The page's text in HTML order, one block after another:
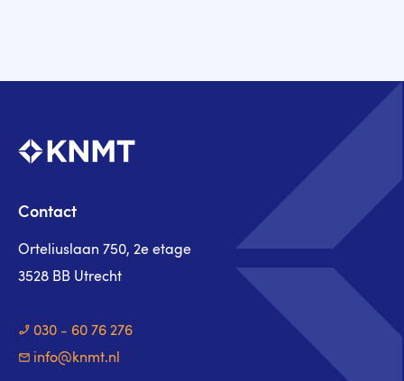
Contact
Orteliuslaan 750, 2e etage
3528 BB Utrecht
030 - 60 76 276
info@knmt.nl